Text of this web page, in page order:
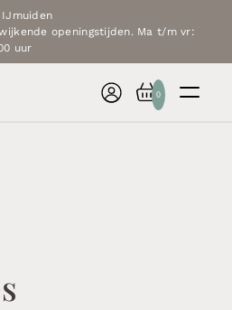
IJmuiden
openingstijden. Ma t/m vr:
uur
0